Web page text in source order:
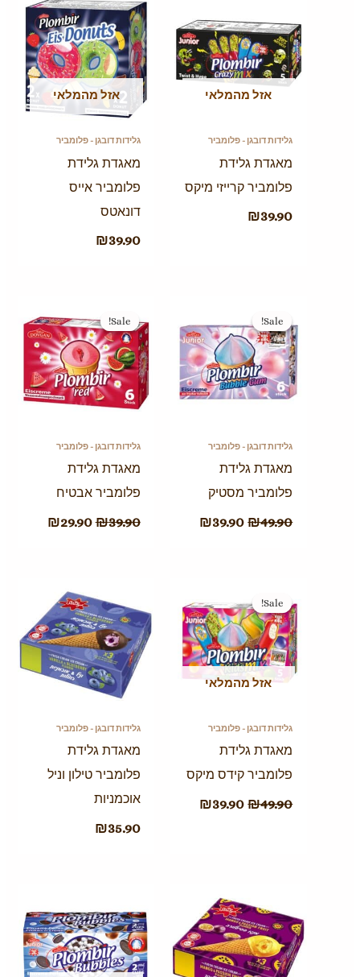
אזל מהמלאי
גלידות דובגן - פלומביר
מאגדת גלידת
פלומביר קרייזי מיקס
₪39.90
אזל מהמלאי
גלידות דובגן - פלומביר
מאגדת גלידת
פלומביר אייס
דונאטס
₪39.90
Sale!
Sale!
גלידות דובגן - פלומביר
מאגדת גלידת
פלומביר מסטיק
₪49.90
המקורי
היה:
₪49.90.
₪39.90
הנוכחי
הוא:
₪39.90.
Sale!
Sale!
גלידות דובגן - פלומביר
מאגדת גלידת
פלומביר אבטיח
₪39.90
המקורי
היה:
₪39.90.
₪29.90
הנוכחי
הוא:
₪29.90.
Sale!
אזל מהמלאי
Sale!
גלידות דובגן - פלומביר
מאגדת גלידת
פלומביר קידס מיקס
₪49.90
המקורי
היה:
₪49.90.
₪39.90
הנוכחי
הוא:
₪39.90.
גלידות דובגן - פלומביר
מאגדת גלידת
פלומביר טילון וניל
אוכמניות
₪35.90